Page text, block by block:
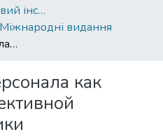
Навчально-науковий інститут економіки, управління, права та інформаційних технологій
Міжнародні видання
Аутплейсмент персонала как инструмент эффективной кадровой политики
как